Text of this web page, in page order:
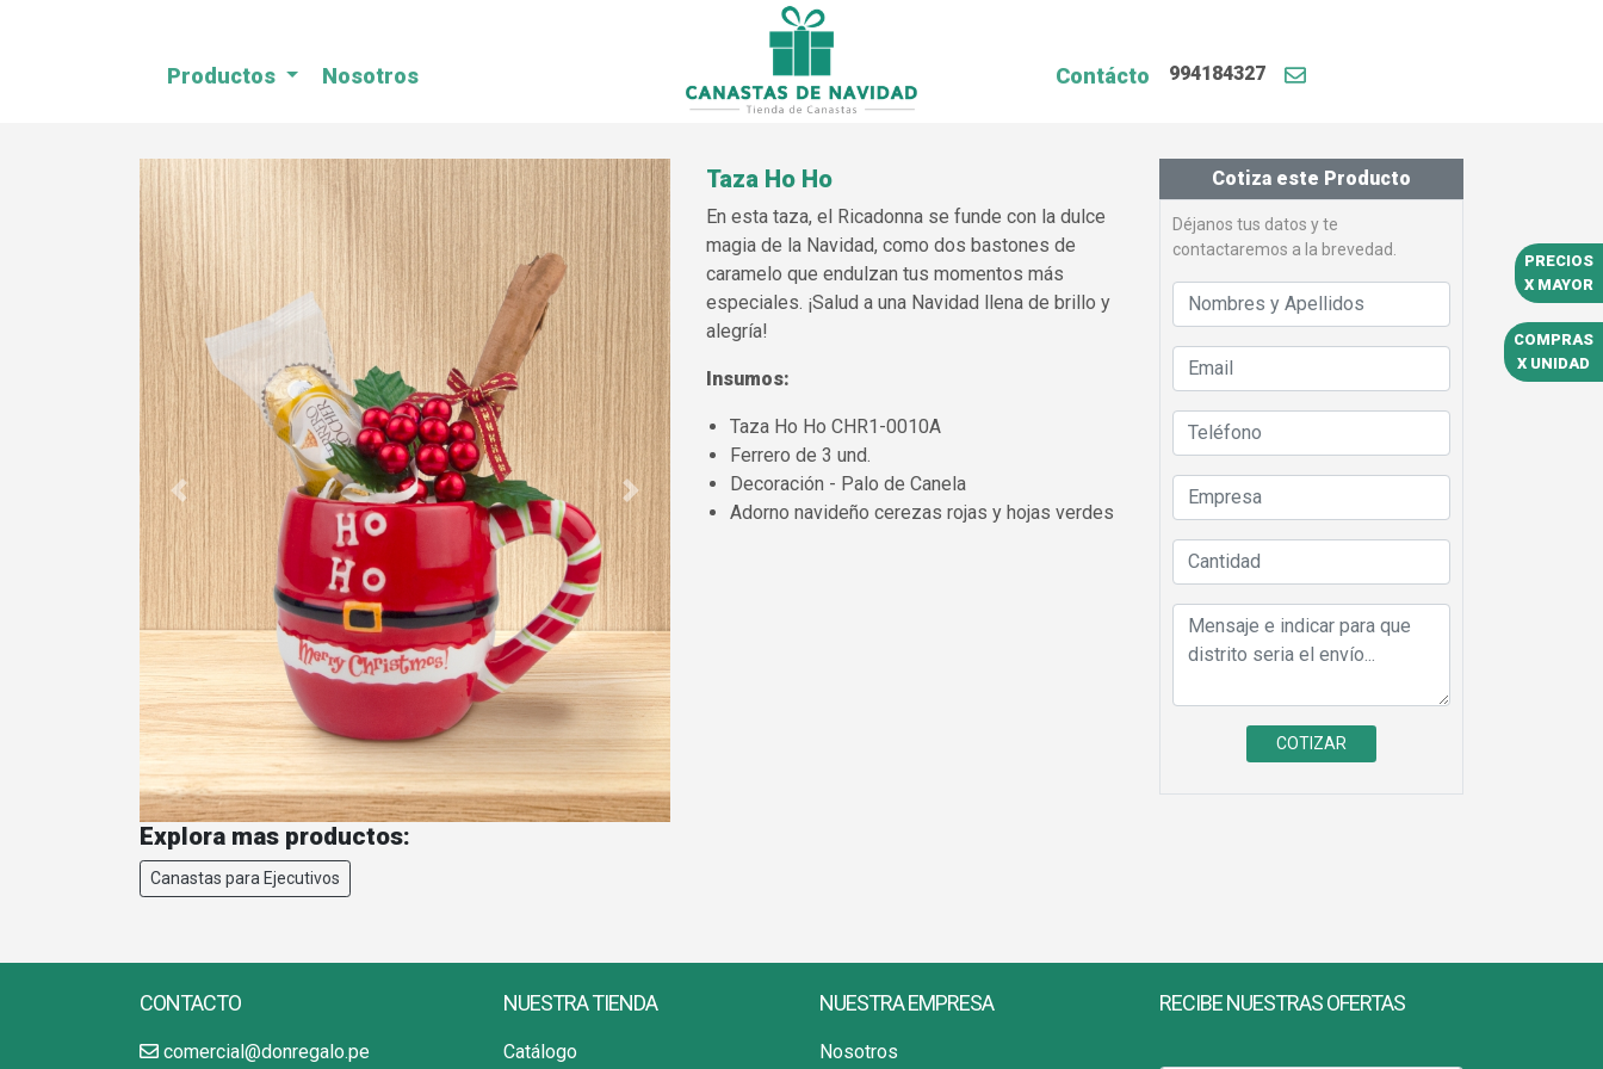
Productos Nosotros Contácto 994184327
PRECIOS
X MAYOR
COMPRAS
X UNIDAD
Previous Next
Taza Ho Ho
En esta taza, el Ricadonna se funde con la dulce
magia de la Navidad, como dos bastones de
caramelo que endulzan tus momentos más
especiales. ¡Salud a una Navidad llena de brillo y
alegría!
Insumos:
Taza Ho Ho CHR1-0010A
Ferrero de 3 und.
Decoración - Palo de Canela
Adorno navideño cerezas rojas y hojas verdes
Cotiza este Producto
Déjanos tus datos y te
contactaremos a la brevedad.
Explora mas productos:
Canastas para Ejecutivos
CONTACTO
comercial@donregalo.pe
NUESTRA TIENDA
Catálogo
NUESTRA EMPRESA
Nosotros
RECIBE NUESTRAS OFERTAS